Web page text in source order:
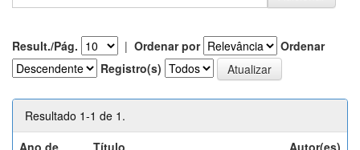
Result./Pág. | Ordenar por
Ordenar
Registro(s)
Resultado 1-1 de 1.
Ano de
Título Autor(es)